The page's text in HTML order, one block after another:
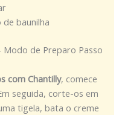
baunilha
Modo de Preparo Passo
com Chantilly, comece
seguida, corte-os em
tigela, bata o creme